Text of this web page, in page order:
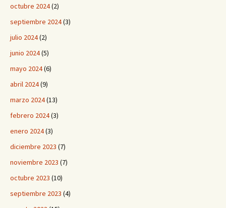
octubre 2024(2)
septiembre 2024(3)
julio 2024(2)
junio 2024(5)
mayo 2024(6)
abril 2024(9)
marzo 2024(13)
febrero 2024(3)
enero 2024(3)
diciembre 2023 (7)
noviembre 2023 (7)
octubre 2023 (10)
septiembre 2023 (4)